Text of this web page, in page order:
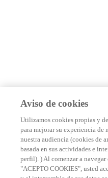
Aviso de cookies
Utilizamos cookies propias y
para mejorar su experiencia de
nuestra audiencia (cookies de
basada en sus actividades e
perfil). ) Al comenzar a
"ACEPTO COOKIES", usted